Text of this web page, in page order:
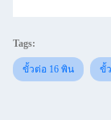
Pico
Tags:
ขั้วต่อ 16 พิน ขั้